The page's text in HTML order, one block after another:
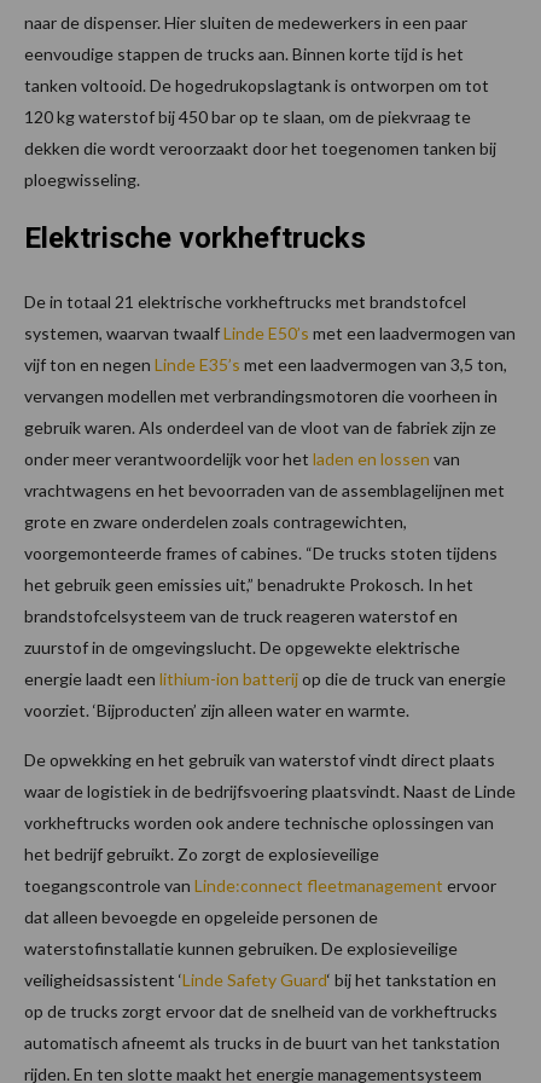
naar de dispenser. Hier sluiten de medewerkers in een paar
eenvoudige stappen de trucks aan. Binnen korte tijd is het
tanken voltooid. De hogedrukopslagtank is ontworpen om tot
120 kg waterstof bij 450 bar op te slaan, om de piekvraag te
dekken die wordt veroorzaakt door het toegenomen tanken bij
ploegwisseling.
Elektrische vorkheftrucks
De in totaal 21 elektrische vorkheftrucks met brandstofcel
systemen, waarvan twaalfLinde E50’s met een laadvermogen van
vijf ton en negen Linde E35’s met een laadvermogen van 3,5 ton,
vervangen modellen met verbrandingsmotoren die voorheen in
gebruik waren. Als onderdeel van de vloot van de fabriek zijn ze
onder meer verantwoordelijk voor het laden en lossen van
vrachtwagens en het bevoorraden van de assemblagelijnen met
grote en zware onderdelen zoals contragewichten,
voorgemonteerde frames of cabines. “De trucks stoten tijdens
het gebruik geen emissies uit,” benadrukte Prokosch. In het
brandstofcelsysteem van de truck reageren waterstof en
zuurstof in de omgevingslucht. De opgewekte elektrische
energie laadt een lithium-ion batterijop die de truck van energie
voorziet. ‘Bijproducten’ zijn alleen water en warmte.
De opwekking en het gebruik van waterstof vindt direct plaats
waar de logistiek in de bedrijfsvoering plaatsvindt. Naast de Linde
vorkheftrucks worden ook andere technische oplossingen van
het bedrijf gebruikt. Zo zorgt de explosieveilige
toegangscontrole van Linde:connect fleetmanagement ervoor
dat alleen bevoegde en opgeleide personen de
waterstofinstallatie kunnen gebruiken. De explosieveilige
veiligheidsassistent ‘Linde Safety Guard‘ bij het tankstation en
op de trucks zorgt ervoor dat de snelheid van de vorkheftrucks
automatisch afneemt als trucks in de buurt van het tankstation
rijden. En ten slotte maakt het energie managementsysteem